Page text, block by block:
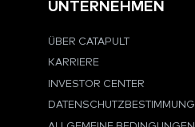
UNTERNEHMEN
ÜBER CATAPULT
KARRIERE
INVESTOR CENTER